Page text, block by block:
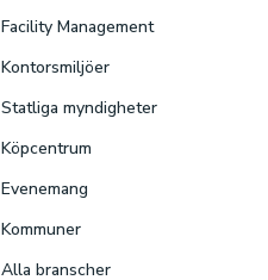
Facility Management
Kontorsmiljöer
Statliga myndigheter
Köpcentrum
Evenemang
Kommuner
Alla branscher